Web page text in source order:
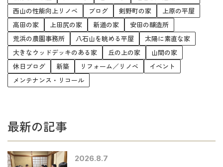
西山の性能向上リノベ
ブログ 剣野町の家
上原の平屋
高田の家
上田尻の家 新道の家
安田の醸造所
荒浜の農園事務所
八石山を眺める平屋
太陽に素直な家
大きなウッドデッキのある家
丘の上の家
山間の家
休日ブログ
新築 リフォーム／リノベ
イベント
メンテナンス・リコール
最新の記事
2026.8.7